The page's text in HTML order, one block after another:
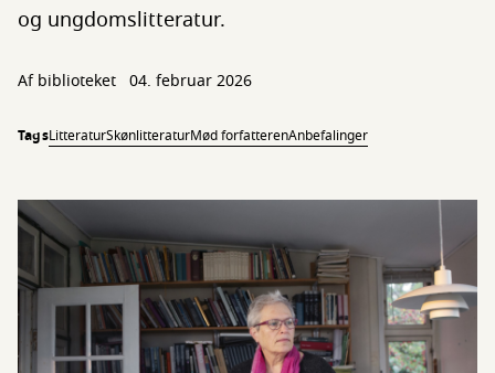
og ungdomslitteratur.
Af biblioteket 04. februar 2026
TagsLitteraturSkønlitteraturMød forfatterenAnbefalinger